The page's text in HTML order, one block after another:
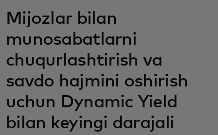
Mijozlar bilan
munosabatlarni
chuqurlashtirish va
savdo hajmini oshirish
uchun Dynamic Yield
bilan keyingi darajali